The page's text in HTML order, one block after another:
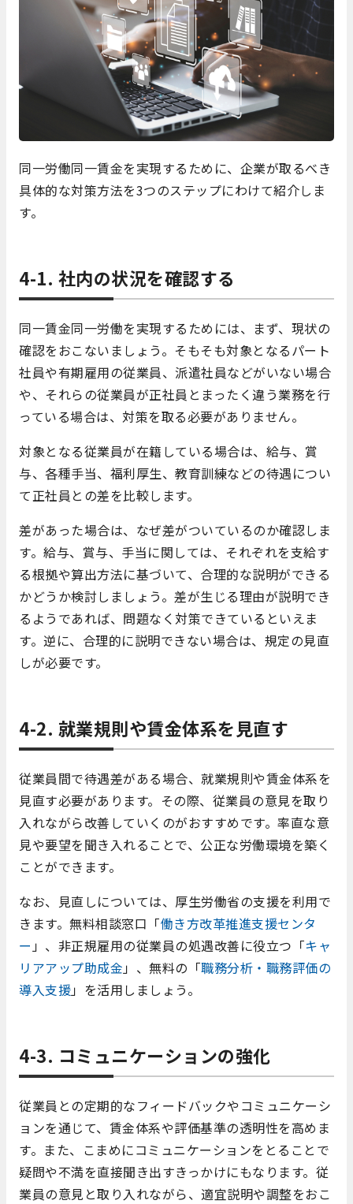
同一労働同一賃金を実現するために、企業が取るべき
具体的な対策方法を3つのステップにわけて紹介しま
す。
4-1. 社内の状況を確認する
同一賃金同一労働を実現するためには、まず、現状の
確認をおこないましょう。そもそも対象となるパート
社員や有期雇用の従業員、派遣社員などがいない場合
や、それらの従業員が正社員とまったく違う業務を行
っている場合は、対策を取る必要がありません。
対象となる従業員が在籍している場合は、給与、賞
与、各種手当、福利厚生、教育訓練などの待遇につい
て正社員との差を比較します。
差があった場合は、なぜ差がついているのか確認しま
す。給与、賞与、手当に関しては、それぞれを支給す
る根拠や算出方法に基づいて、合理的な説明ができる
かどうか検討しましょう。差が生じる理由が説明でき
るようであれば、問題なく対策できているといえま
す。逆に、合理的に説明できない場合は、規定の見直
しが必要です。
4-2. 就業規則や賃金体系を見直す
従業員間で待遇差がある場合、就業規則や賃金体系を
見直す必要があります。その際、従業員の意見を取り
入れながら改善していくのがおすすめです。率直な意
見や要望を聞き入れることで、公正な労働環境を築く
ことができます。
なお、見直しについては、厚生労働省の支援を利用で
きます。無料相談窓口「働き方改革推進支援センタ
ー 」、非正規雇用の従業員の処遇改善に役立つ「キャ
リアアップ助成金 」、無料の「職務分析・職務評価の
導入支援」を活用しましょう。
4-3. コミュニケーションの強化
従業員との定期的なフィードバックやコミュニケーシ
ョンを通じて、賃金体系や評価基準の透明性を高めま
す。また、こまめにコミュニケーションをとることで
疑問や不満を直接聞き出すきっかけにもなります。従
業員の意見と取り入れながら、適宜説明や調整をおこ